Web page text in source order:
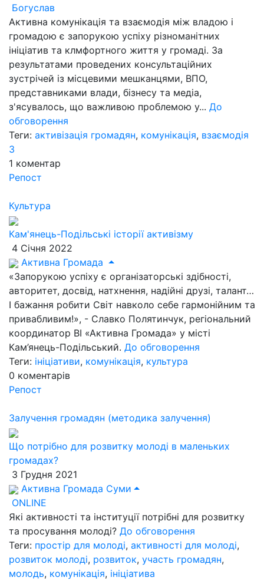
Богуслав
Активна комунікація та взаємодія між владою і
громадою є запорукою успіху різноманітних
ініціатив та клмфортного життя у громаді. За
результатами проведених консультаційних
зустрічей із місцевими мешканцями, ВПО,
представниками влади, бізнесу та медіа,
з'ясувалось, що важливою проблемою у... До
обговорення
Теги: активізація громадян, комунікація, взаємодія
3
1 коментар
Репост
Культура
Кам'янець-Подільські історії активізму
4 Січня 2022
Активна Громада
«Запорукою успіху є організаторські здібності,
авторитет, досвід, натхнення, надійні друзі, талант…
І бажання робити Світ навколо себе гармонійним та
привабливим!», - Славко Полятинчук, регіональний
координатор ВІ «Активна Громада» у місті
Кам’янець-Подільський. До обговорення
Теги: ініціативи, комунікація, культура
0 коментарів
Репост
Залучення громадян (методика залучення)
Що потрібно для розвитку молоді в маленьких
громадах?
3 Грудня 2021
Активна Громада Суми
ONLINE
Які активності та інституції потрібні для розвитку
та просування молоді? До обговорення
Теги: простір для молоді, активності для молоді,
розвиток молоді, розвиток, участь громадян,
молодь, комунікація, ініціатива